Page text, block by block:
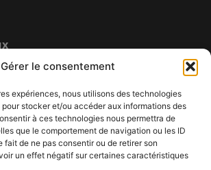
Gérer le consentement
expériences, nous utilisons des technologies
stocker et/ou accéder aux informations des
à ces technologies nous permettra de
que le comportement de navigation ou les ID
fait de ne pas consentir ou de retirer son
un effet négatif sur certaines caractéristiques